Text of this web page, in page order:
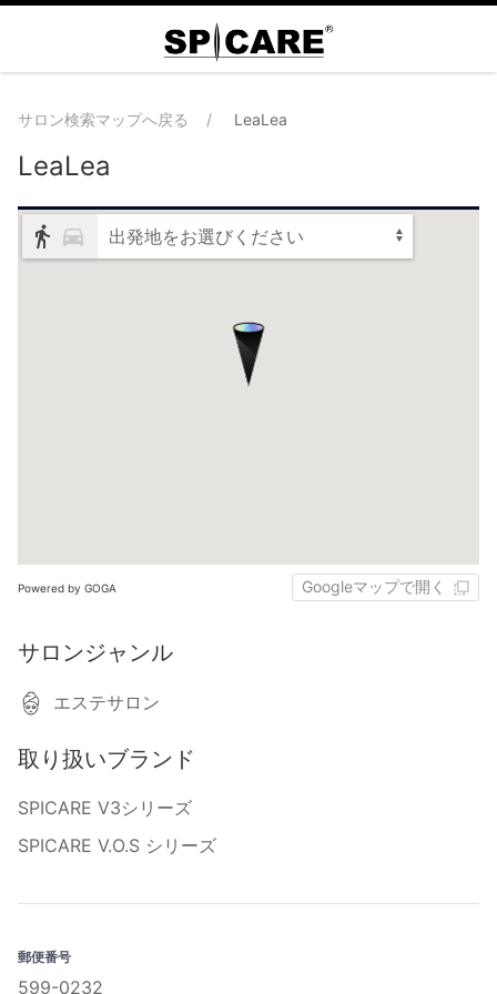
サロン検索マップへ戻る LeaLea
LeaLea
出発地をお選びください
Powered by GOGA Googleマップで開く
サロンジャンル
エステサロン
取り扱いブランド
SPICARE V3シリーズ
SPICARE V.O.S シリーズ
郵便番号
599-0232